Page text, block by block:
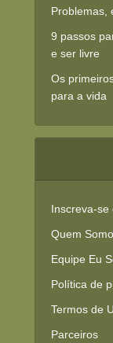
Problemas,
9 passos
e ser livre
Os
para a vida
Inscreva-se
Quem
Equipe Eu
Política de
Termos de
Parceiros